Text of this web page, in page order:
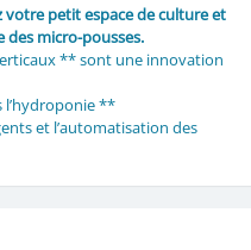
votre petit espace de culture et
des micro-pousses.
** sont une innovation
l’hydroponie **
et l’automatisation des